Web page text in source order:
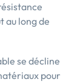
au long de
se décline
pour